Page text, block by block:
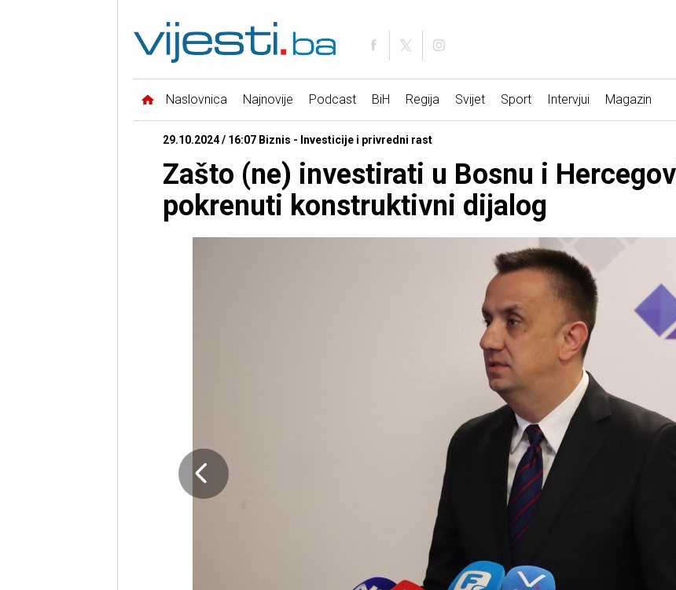
Naslovnica Najnovije Podcast BiH Regija Svijet Sport Intervjui Magazin
29.10.2024 / 16:07 Biznis - Investicije i privredni rast
Zašto (ne) investirati u Bosnu i
pokrenuti konstruktivni dijalog